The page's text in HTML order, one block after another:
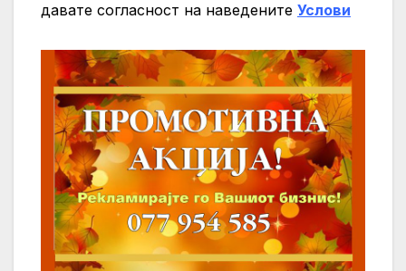
давате согласност на нaведените Услови